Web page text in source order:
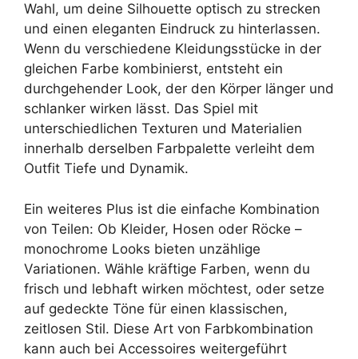
Wahl, um deine Silhouette optisch zu strecken
und einen eleganten Eindruck zu hinterlassen.
Wenn du verschiedene Kleidungsstücke in der
gleichen Farbe kombinierst, entsteht ein
durchgehender Look, der den Körper länger und
schlanker wirken lässt. Das Spiel mit
unterschiedlichen Texturen und Materialien
innerhalb derselben Farbpalette verleiht dem
Outfit Tiefe und Dynamik.
Ein weiteres Plus ist die einfache Kombination
von Teilen: Ob Kleider, Hosen oder Röcke –
monochrome Looks bieten unzählige
Variationen. Wähle kräftige Farben, wenn du
frisch und lebhaft wirken möchtest, oder setze
auf gedeckte Töne für einen klassischen,
zeitlosen Stil. Diese Art von Farbkombination
kann auch bei Accessoires weitergeführt